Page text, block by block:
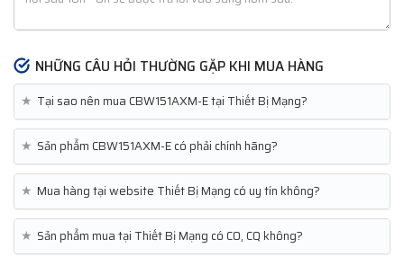
NHỮNG CÂU HỎI THƯỜNG GẶP KHI MUA HÀNG
★ Tại sao nên mua CBW151AXM-E tại Thiết Bị Mạng?
★ Sản phẩm CBW151AXM-E có phải chính hãng?
★ Mua hàng tại website Thiết Bị Mạng có uy tín không?
★ Sản phẩm mua tại Thiết Bị Mạng có CO, CQ không?